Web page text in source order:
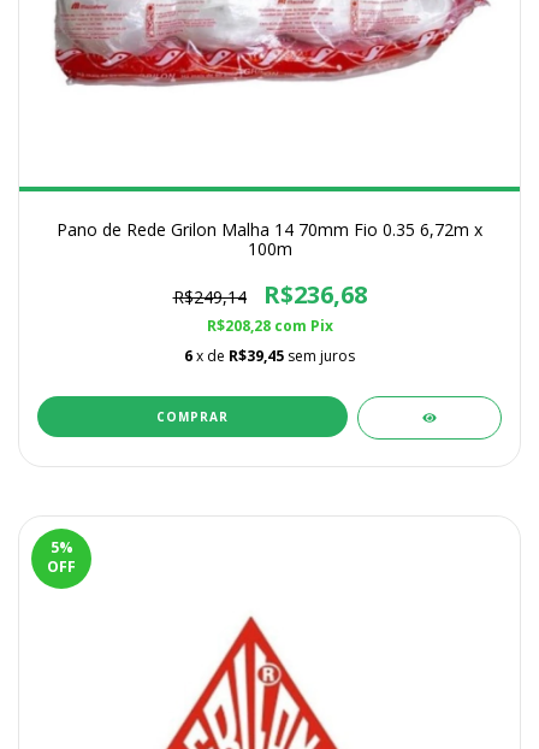
Pano de Rede Grilon Malha 14 70mm Fio 0.35 6,72m x
100m
R$249,14 R$236,68
R$208,28 com Pix
6x de R$39,45 sem juros
5%
OFF